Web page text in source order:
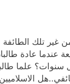
تلك الطائفة
عادة
علما